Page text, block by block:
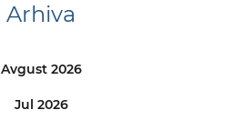
Arhiva
Avgust 2026
Jul 2026